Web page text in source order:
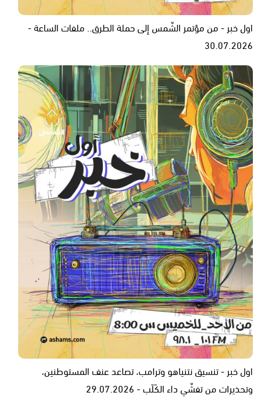
اول خبر - من مؤتمر الشّمس إلى حملة الطرق.. ملفات الساعة -
30.07.2026
اول خبر - تنسيق نتنياهو وترامب، تصاعد عنف المستوطنين،
وتحذيرات من تفشّي داء الكَلَب - 29.07.2026